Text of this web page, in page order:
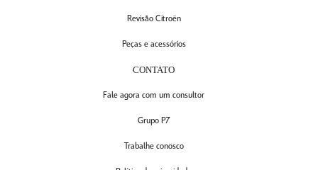
Revisão Citroën
Peças e acessórios
CONTATO
Fale agora com um consultor
Grupo P7
Trabalhe conosco